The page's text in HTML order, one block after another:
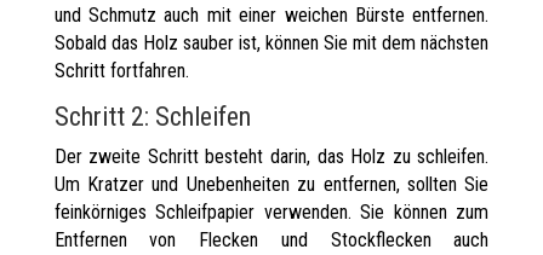
und Schmutz auch mit einer weichen Bürste entfernen.
Sobald das Holz sauber ist, können Sie mit dem nächsten
Schritt fortfahren.
Schritt 2: Schleifen
Der zweite Schritt besteht darin, das Holz zu schleifen.
Um Kratzer und Unebenheiten zu entfernen, sollten Sie
feinkörniges Schleifpapier verwenden. Sie können zum
Entfernen von Flecken und Stockflecken auch